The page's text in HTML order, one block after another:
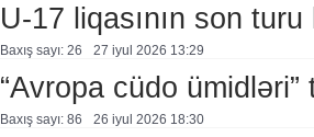
U-17 liqasının son
Baxış sayı: 26 27 i̇yul 2026 13:29
“Avropa cüdo ümidləri”
Baxış sayı: 86 26 i̇yul 2026 18:30